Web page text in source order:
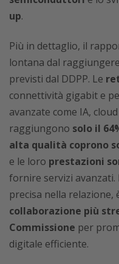
up.
Più in dettaglio, il
lontana dal
previsti dal DDPP. Le
connettività gigabit e
avanzate come IA,
raggiungono solo il
alta qualità coprono
e le loro prestazioni
fornire servizi
precisa nella relazione,
collaborazione più
Commissione per
digitale efficiente.